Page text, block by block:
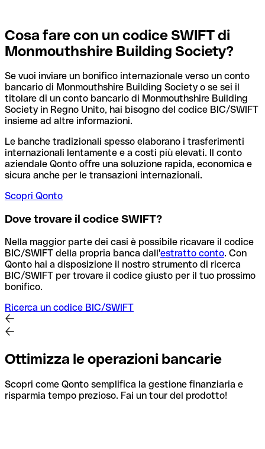
Cosa fare con un codice SWIFT di
Monmouthshire Building Society?
Se vuoi inviare un bonifico internazionale verso un conto
bancario di Monmouthshire Building Society o se sei il
titolare di un conto bancario di Monmouthshire Building
Society in Regno Unito, hai bisogno del codice BIC/SWIFT
insieme ad altre informazioni.
Le banche tradizionali spesso elaborano i trasferimenti
internazionali lentamente e a costi più elevati. Il conto
aziendale Qonto offre una soluzione rapida, economica e
sicura anche per le transazioni internazionali.
Scopri Qonto
Dove trovare il codice SWIFT?
Nella maggior parte dei casi è possibile ricavare il codice
BIC/SWIFT della propria banca dall'estratto conto. Con
Qonto hai a disposizione il nostro strumento di ricerca
BIC/SWIFT per trovare il codice giusto per il tuo prossimo
bonifico.
Ricerca un codice BIC/SWIFT
Ottimizza le operazioni bancarie
Scopri come Qonto semplifica la gestione finanziaria e
risparmia tempo prezioso. Fai un tour del prodotto!